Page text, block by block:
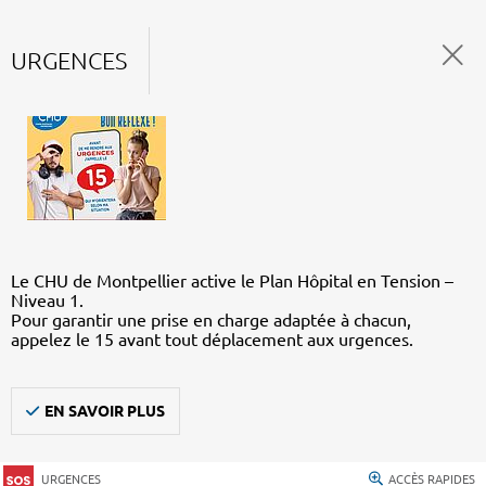
URGENCES
Le CHU de Montpellier active le Plan Hôpital en Tension –
Niveau 1.
Pour garantir une prise en charge adaptée à chacun,
appelez le 15 avant tout déplacement aux urgences.
EN SAVOIR PLUS
URGENCES ACCÈS RAPIDES